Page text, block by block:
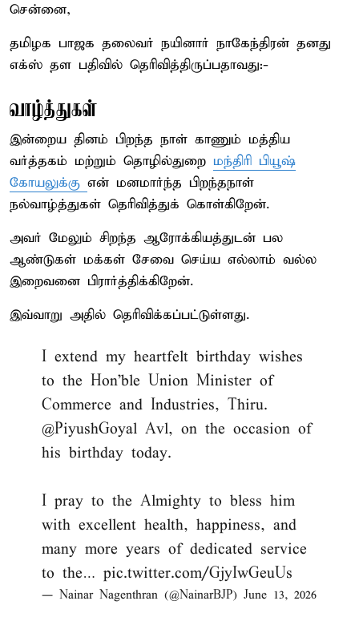
சென்னை,
தமிழக பாஜக தலைவர் நயினார் நாகேந்திரன் தனது
எக்ஸ் தள பதிவில் தெரிவித்திருப்பதாவது:-
வாழ்த்துகள்
இன்றைய தினம் பிறந்த நாள் காணும் மத்திய
வர்த்தகம் மற்றும் தொழில்துறை மந்திரி பியூஷ்
கோயலுக்கு என் மனமார்ந்த பிறந்தநாள்
நல்வாழ்த்துகள் தெரிவித்துக் கொள்கிறேன்.
அவர் மேலும் சிறந்த ஆரோக்கியத்துடன் பல
ஆண்டுகள் மக்கள் சேவை செய்ய எல்லாம் வல்ல
இறைவனை பிரார்த்திக்கிறேன்.
இவ்வாறு அதில் தெரிவிக்கப்பட்டுள்ளது.
I extend my heartfelt birthday wishes
to the Hon’ble Union Minister of
Commerce and Industries, Thiru.
@PiyushGoyal Avl, on the occasion of
his birthday today.
I pray to the Almighty to bless him
with excellent health, happiness, and
many more years of dedicated service
to the… pic.twitter.com/GjyIwGeuUs
— Nainar Nagenthran (@NainarBJP) June 13, 2026